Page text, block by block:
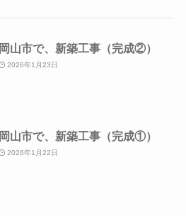
岡山市で、新築工事（完成②）
2026年1月23日
岡山市で、新築工事（完成①）
2026年1月22日